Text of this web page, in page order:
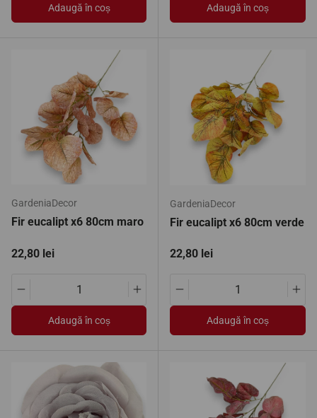
Adaugă în coș Adaugă în coș
GardeniaDecor
Fir eucalipt x6 80cm maro
Preț standard
22,80 lei
Translation missing: ro.products.product.quantity.decrease
Translation missing:
Adaugă în coș
GardeniaDecor
Fir eucalipt x6 80cm verde
Preț standard
22,80 lei
Translation missing:
Adaugă în coș